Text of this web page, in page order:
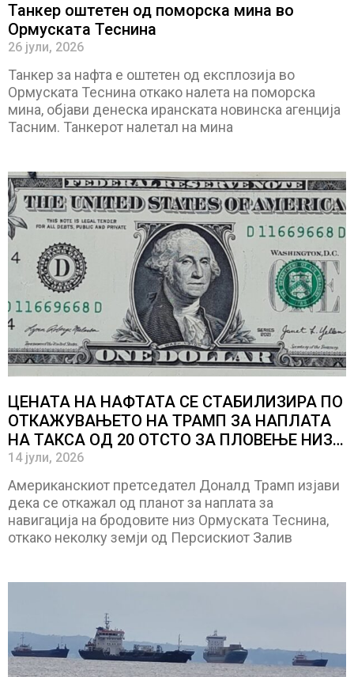
Танкер оштетен од поморска мина во
Ормуската Теснина
26 јули, 2026
Танкер за нафта е оштетен од експлозија во
Ормуската Теснина откако налета на поморска
мина, објави денеска иранската новинска агенција
Тасним. Танкерот налетал на мина
ЦЕНАТА НА НАФТАТА СЕ СТАБИЛИЗИРА ПО
ОТКАЖУВАЊЕТО НА ТРАМП ЗА НАПЛАТА
НА ТАКСА ОД 20 ОТСТО ЗА ПЛОВЕЊЕ НИЗ
ОРМУСКАТА ТЕСНИНА
14 јули, 2026
Американскиот претседател Доналд Трамп изјави
дека се откажал од планот за наплата за
навигација на бродовите низ Ормуската Теснина,
откако неколку земји од Персискиот Залив